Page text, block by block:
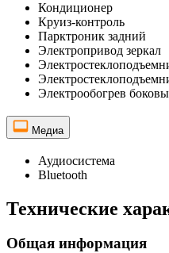
Кондиционер
Круиз-контроль
Парктроник задний
Электропривод зеркал
Электрообогрев
Медиа
Аудиосистема
Bluetooth
Технические
Общая информация